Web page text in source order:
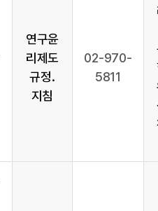
연구윤
리제도
규정․
지침
02-970-
5811